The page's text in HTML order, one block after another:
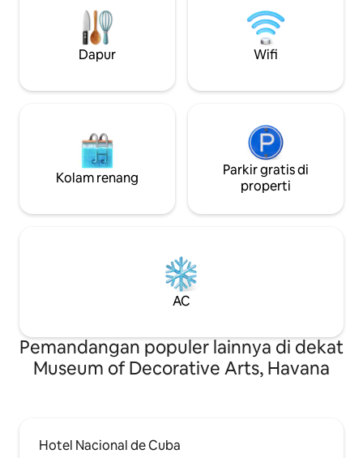
tempat menarik. Pesan sekarang untuk
menikmati Havana seperti warga lokal di
salah satu lingkungan tinggal yang paling
diminati di kota ini!
termasuk dalam
Dapur Wifi
Kolam renang
Parkir gratis di
properti
AC
Pemandangan populer lainnya di dekat
Museum of Decorative Arts, Havana
Hotel Nacional de Cuba